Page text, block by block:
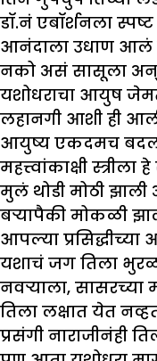
डॉ.नं एबॉर्शनला
आनंदाला उधाण आलं
नको असं सासूला
यशोधराचा आयुष
लहानगी आशी ही
आयुष्य एकदमच
महत्त्वांकाक्षी
मुलं थोडी मोठी झाली
बऱ्यापैकी मोकळी
आपल्या
यशाचं जग तिला भुरळ
नवऱ्याला,
तिला लक्षात येत
प्रसंगी नाराजीनंही